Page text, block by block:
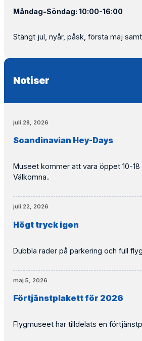
Måndag-Söndag: 10:00-16:00
Stängt jul, nyår, påsk, första
Notiser
juli 28, 2026
Scandinavian Hey-Days
Museet kommer att vara öppet 10-18 fredag 31/
Välkomna..
juli 22, 2026
Högt tryck igen
Dubbla rader på parkering och full
maj 5, 2026
Förtjänstplakett för 2026
Flygmuseet har tilldelats en